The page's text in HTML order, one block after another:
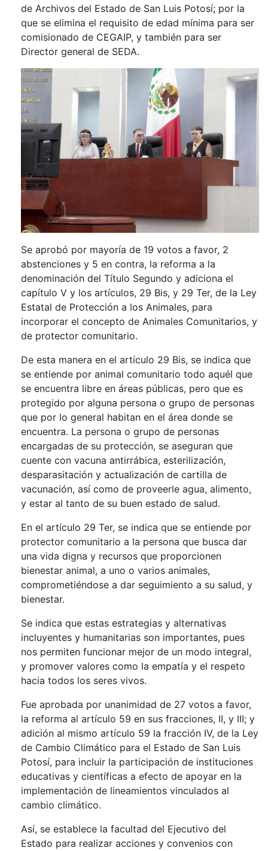
de Archivos del Estado de San Luis Potosí; por la
que se elimina el requisito de edad mínima para ser
comisionado de CEGAIP, y también para ser
Director general de SEDA.
Se aprobó por mayoría de 19 votos a favor, 2
abstenciones y 5 en contra, la reforma a la
denominación del Título Segundo y adiciona el
capítulo V y los artículos, 29 Bis, y 29 Ter, de la Ley
Estatal de Protección a los Animales, para
incorporar el concepto de Animales Comunitarios, y
de protector comunitario.
De esta manera en el artículo 29 Bis, se indica que
se entiende por animal comunitario todo aquél que
se encuentra libre en áreas públicas, pero que es
protegido por alguna persona o grupo de personas
que por lo general habitan en el área donde se
encuentra. La persona o grupo de personas
encargadas de su protección, se aseguran que
cuente con vacuna antirrábica, esterilización,
desparasitación y actualización de cartilla de
vacunación, así como de proveerle agua, alimento,
y estar al tanto de su buen estado de salud.
En el artículo 29 Ter, se indica que se entiende por
protector comunitario a la persona que busca dar
una vida digna y recursos que proporcionen
bienestar animal, a uno o varios animales,
comprometiéndose a dar seguimiento a su salud, y
bienestar.
Se indica que estas estrategias y alternativas
incluyentes y humanitarias son importantes, pues
nos permiten funcionar mejor de un modo integral,
y promover valores como la empatía y el respeto
hacia todos los seres vivos.
Fue aprobada por unanimidad de 27 votos a favor,
la reforma al artículo 59 en sus fracciones, II, y III; y
adición al mismo artículo 59 la fracción IV, de la Ley
de Cambio Climático para el Estado de San Luis
Potosí, para incluir la participación de instituciones
educativas y científicas a efecto de apoyar en la
implementación de lineamientos vinculados al
cambio climático.
Así, se establece la facultad del Ejecutivo del
Estado para realizar acciones y convenios con